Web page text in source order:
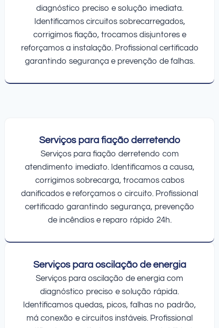
diagnóstico preciso e solução imediata.
Identificamos circuitos sobrecarregados,
corrigimos fiação, trocamos disjuntores e
reforçamos a instalação. Profissional certificado
garantindo segurança e prevenção de falhas.
Serviços para fiação derretendo
Serviços para fiação derretendo com
atendimento imediato. Identificamos a causa,
corrigimos sobrecarga, trocamos cabos
danificados e reforçamos o circuito. Profissional
certificado garantindo segurança, prevenção
de incêndios e reparo rápido 24h.
Serviços para oscilação de energia
Serviços para oscilação de energia com
diagnóstico preciso e solução rápida.
Identificamos quedas, picos, falhas no padrão,
má conexão e circuitos instáveis. Profissional